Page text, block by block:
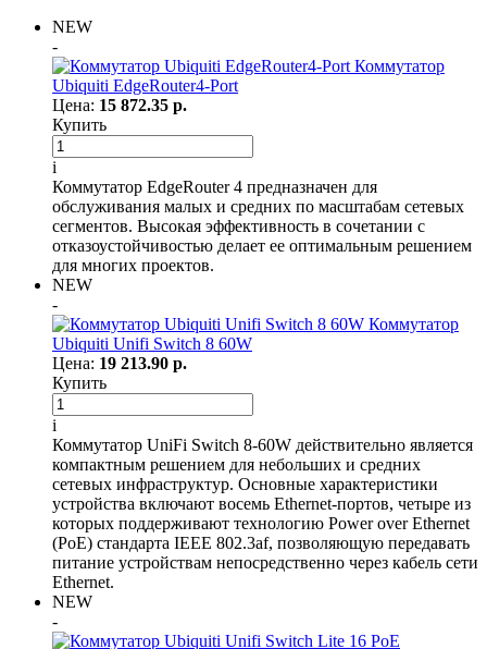
NEW
-
Коммутатор
Ubiquiti EdgeRouter4-Port
Цена: 15 872.35 р.
Купить
i
Коммутатор EdgeRouter 4 предназначен для
обслуживания малых и средних по масштабам сетевых
сегментов. Высокая эффективность в сочетании с
отказоустойчивостью делает ее оптимальным решением
для многих проектов.
NEW
-
Коммутатор
Ubiquiti Unifi Switch 8 60W
Цена: 19 213.90 р.
Купить
i
Коммутатор UniFi Switch 8-60W действительно является
компактным решением для небольших и средних
сетевых инфраструктур. Основные характеристики
устройства включают восемь Ethernet-портов, четыре из
которых поддерживают технологию Power over Ethernet
(PoE) стандарта IEEE 802.3af, позволяющую передавать
питание устройствам непосредственно через кабель сети
Ethernet.
NEW
-